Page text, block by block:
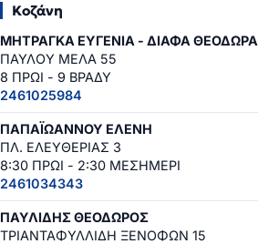
Κοζάνη
ΜΗΤΡΑΓΚΑ ΕΥΓΕΝΙΑ - ΔΙΑΦΑ ΘΕΟΔΩΡΑ
ΠΑΥΛΟΥ ΜΕΛΑ 55
8 ΠΡΩΙ - 9 ΒΡΑΔΥ
2461025984
ΠΑΠΑΪΩΑΝΝΟΥ ΕΛΕΝΗ
ΠΛ. ΕΛΕΥΘΕΡΙΑΣ 3
8:30 ΠΡΩΙ - 2:30 ΜΕΣΗΜΕΡΙ
2461034343
ΠΑΥΛΙΔΗΣ ΘΕΟΔΩΡΟΣ
ΤΡΙΑΝΤΑΦΥΛΛΙΔΗ ΞΕΝΟΦΩΝ 15